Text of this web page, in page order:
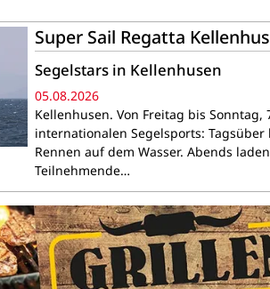
Super Sail Regatta
Segelstars in Kellenhusen
05.08.2026
Kellenhusen. Von Freitag bis
internationalen Segelsports:
Rennen auf dem Wasser. Abends
Teilnehmende…